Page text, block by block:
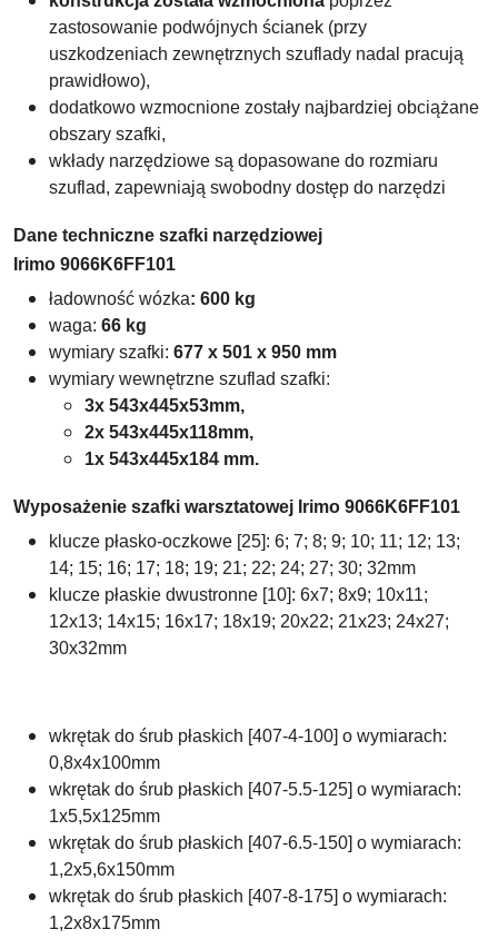
zastosowanie podwójnych ścianek (przy
uszkodzeniach zewnętrznych szuflady nadal pracują
prawidłowo),
dodatkowo wzmocnione zostały najbardziej obciążane
obszary szafki,
wkłady narzędziowe są dopasowane do rozmiaru
szuflad, zapewniają swobodny dostęp do narzędzi
Dane techniczne szafki narzędziowej
Irimo 9066K6FF101
ładowność wózka: 600 kg
waga: 66 kg
wymiary szafki: 677 x 501 x 950 mm
wymiary wewnętrzne szuflad szafki:
3x 543x445x53mm,
2x 543x445x118mm,
1x 543x445x184 mm.
Wyposażenie szafki warsztatowej Irimo 9066K6FF101
klucze płasko-oczkowe [25]: 6; 7; 8; 9; 10; 11; 12; 13;
14; 15; 16; 17; 18; 19; 21; 22; 24; 27; 30; 32mm
klucze płaskie dwustronne [10]: 6x7; 8x9; 10x11;
12x13; 14x15; 16x17; 18x19; 20x22; 21x23; 24x27;
30x32mm
wkrętak do śrub płaskich [407-4-100] o wymiarach:
0,8x4x100mm
wkrętak do śrub płaskich [407-5.5-125] o wymiarach:
1x5,5x125mm
wkrętak do śrub płaskich [407-6.5-150] o wymiarach:
1,2x5,6x150mm
wkrętak do śrub płaskich [407-8-175] o wymiarach:
1,2x8x175mm